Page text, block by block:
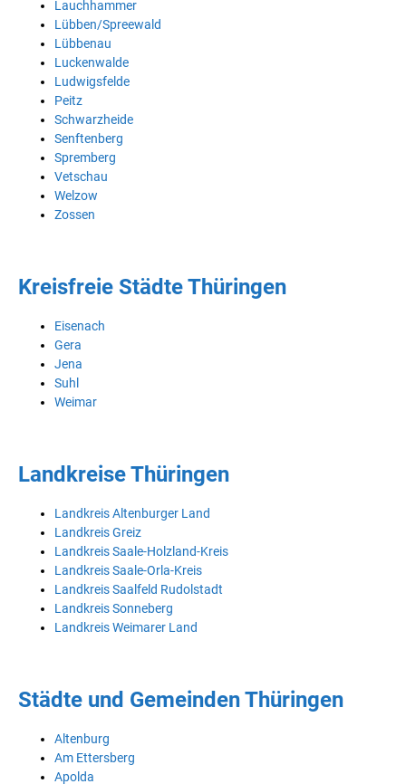
Lauchhammer
Lübben/Spreewald
Lübbenau
Luckenwalde
Ludwigsfelde
Peitz
Schwarzheide
Senftenberg
Spremberg
Vetschau
Welzow
Zossen
Kreisfreie Städte Thüringen
Eisenach
Gera
Jena
Suhl
Weimar
Landkreise Thüringen
Landkreis Altenburger Land
Landkreis Greiz
Landkreis Saale-Holzland-Kreis
Landkreis Saale-Orla-Kreis
Landkreis Saalfeld Rudolstadt
Landkreis Sonneberg
Landkreis Weimarer Land
Städte und Gemeinden Thüringen
Altenburg
Am Ettersberg
Apolda